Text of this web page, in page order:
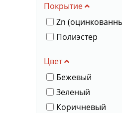
Покрытие
Zn
Полиэстер
Цвет
Бежевый
Зеленый
Коричневый